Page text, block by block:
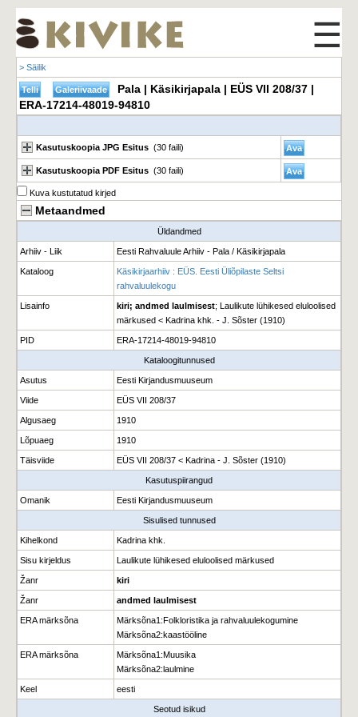
☰
> Säilik
Pala | Käsikirjapala | EÜS VII 208/37 |
ERA-17214-48019-94810
Kasutuskoopia JPG Esitus (30 faili)
Kasutuskoopia PDF Esitus (30 faili)
Kuva kustutatud kirjed
Metaandmed
Üldandmed
Arhiiv - Liik Eesti Rahvaluule Arhiiv - Pala / Käsikirjapala
Kataloog
Käsikirjaarhiiv : EÜS. Eesti Üliõpilaste Seltsi
rahvaluulekogu
Lisainfo kiri; andmed laulmisest; Laulikute lühikesed eluloolised
märkused < Kadrina khk. - J. Sõster (1910)
PID ERA-17214-48019-94810
Kataloogitunnused
Asutus Eesti Kirjandusmuuseum
Viide EÜS VII 208/37
Algusaeg 1910
Lõpuaeg 1910
Täisviide EÜS VII 208/37 < Kadrina - J. Sõster (1910)
Kasutuspiirangud
Omanik Eesti Kirjandusmuuseum
Sisulised tunnused
Kihelkond Kadrina khk.
Sisu kirjeldus Laulikute lühikesed eluloolised märkused
Žanr kiri
Žanr andmed laulmisest
ERA märksõna Märksõna1 :Folkloristika ja rahvaluulekogumine
Märksõna2:kaastööline
ERA märksõna Märksõna1 :Muusika
Märksõna2:laulmine
Keel eesti
Seotud isikud